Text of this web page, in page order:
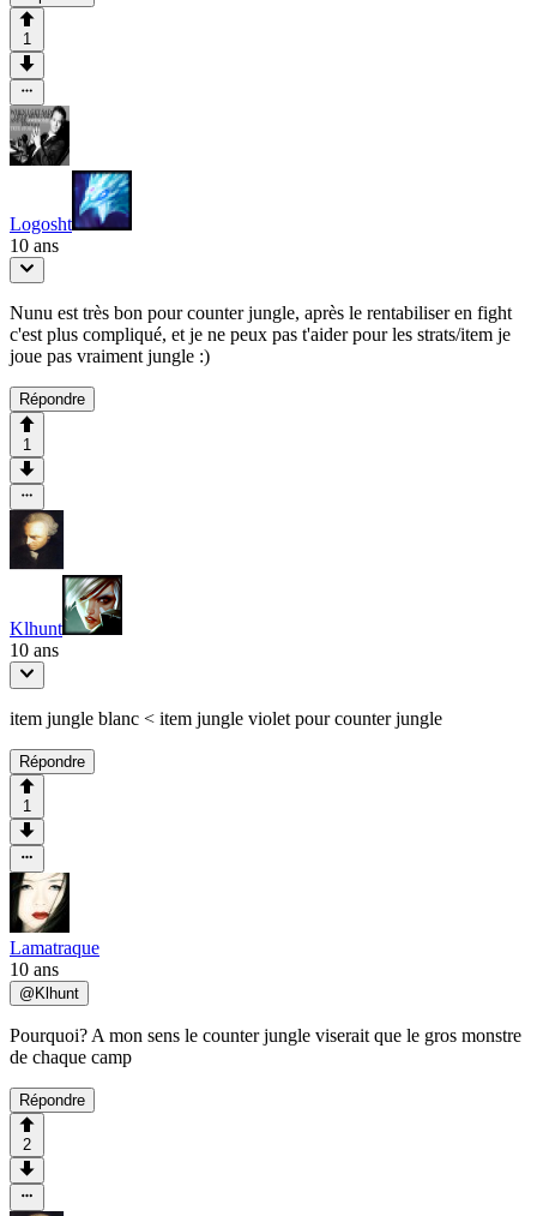
1
Logosht
10 ans
Nunu est très bon pour counter jungle, après le rentabiliser en fight
c'est plus compliqué, et je ne peux pas t'aider pour les strats/item je
joue pas vraiment jungle :)
Répondre
1
Klhunt
10 ans
item jungle blanc < item jungle violet pour counter jungle
Répondre
1
Lamatraque
10 ans
@Klhunt
Pourquoi? A mon sens le counter jungle viserait que le gros monstre
de chaque camp
Répondre
2